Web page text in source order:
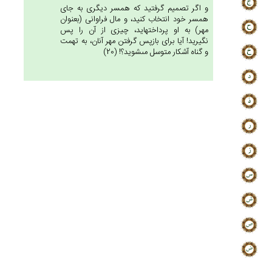
و اگر تصميم گرفتيد كه همسر ديگرى به جاى
همسر خود انتخاب كنيد، و مال فراوانى (بعنوان
مهر) به او پرداخته‏ايد، چيزى از آن را پس
نگيريد! آيا براى بازپس گرفتن مهر آنان، به تهمت
و گناه آشكار متوسل مى‏شويد؟! (20)